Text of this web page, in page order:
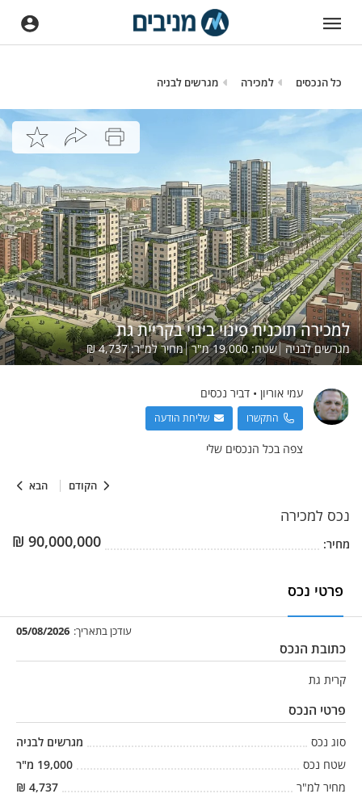
כל הנכסים למכירה מגרשים לבניה
הקודם הבא
למכירה תוכנית פינוי בינוי בקריית גת
מגרשים לבניה שטח:19,000מ"ר מחיר למ"ר:4,737
₪
עמי אוריון • דביר נכסים
התקשרו שליחת הודעה
צפה בכל הנכסים שלי
נכס למכירה
מחיר: 90,000,000
₪
פרטי נכס
עודכן בתאריך: 05/08/2026
כתובת הנכס
קרית גת
פרטי הנכס
סוג נכס
מגרשים לבניה
שטח נכס
19,000 מ"ר
מחיר למ"ר
4,737
₪